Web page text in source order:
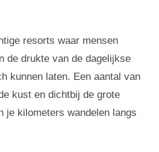
resorts waar mensen
de drukte van de dagelijkse
kunnen laten. Een aantal van
kust en dichtbij de grote
je kilometers wandelen langs